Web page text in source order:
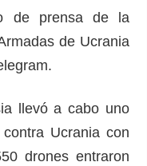
de prensa de la
de Ucrania
llevó a cabo uno
Ucrania con
drones entraron